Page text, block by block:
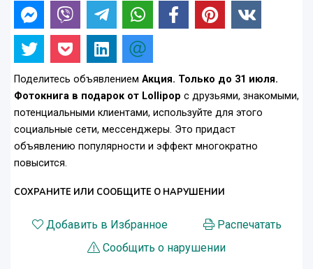
Поделитесь объявлением Акция. Только до 31 июля.
Фотокнига в подарок от Lollipop с друзьями, знакомыми,
потенциальными клиентами, используйте для этого
социальные сети, мессенджеры. Это придаст
объявлению популярности и эффект многократно
повысится.
СОХРАНИТЕ ИЛИ СООБЩИТЕ О НАРУШЕНИИ
Добавить в Избранное
Распечатать
Сообщить о нарушении